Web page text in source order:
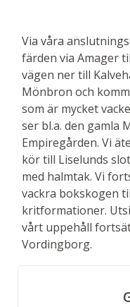
Via våra
färden via Amager
vägen ner till
Mönbron och
som är mycket
ser bl.a. den gamla
Empiregården. Vi
kör till Liselunds
med halmtak. Vi
vackra bokskogen
kritformationer.
vårt uppehåll
Vordingborg.